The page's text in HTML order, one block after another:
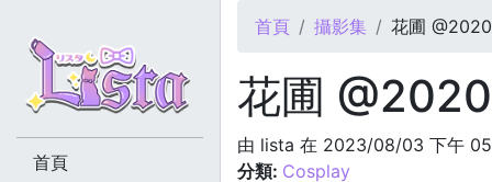
您在這裡
首頁 攝影集 花圃
花圃
由 lista 在 2023/08/03 下午
分類: Cosplay
首頁